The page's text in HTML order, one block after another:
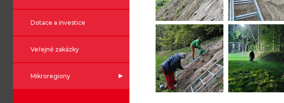
Dotace a investice
Veřejné zakázky
Mikroregiony